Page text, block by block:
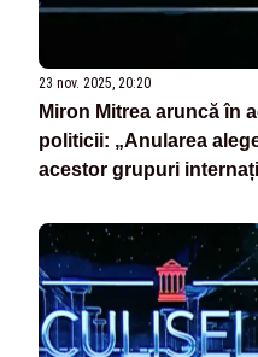
23 nov. 2025, 20:20
Miron Mitrea aruncă în
politicii: „Anularea
acestor grupuri